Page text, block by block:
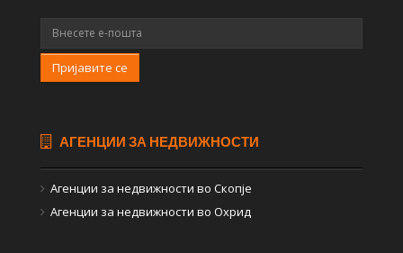
Пријавите се
АГЕНЦИИ ЗА НЕДВИЖНОСТИ
Агенции за недвижности во Скопје
Агенции за недвижности во Охрид